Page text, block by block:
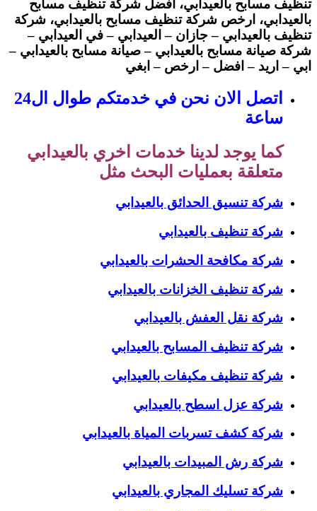
تنظيف مسابح بالعيدابي، أفضل شركة تنظيف مسابح
بالعيدابي، ارخص شركة تنظيف مسابح بالعيدابي، شركة
تنظيف بالعيدابي – جازان – العيدابي – في العيدابي –
شركة صيانة مسابح بالعيدابي – صيانة مسابح بالعيدابي –
ابي – اريد – افضل – ارخص – ابغي
اتصل الان نحن في خدمتكم طوال ال24
ساعة
كما يوجد لدينا خدمات اخري بالعيدابي
متعلقة بعمليات البحث مثل
شركة تنسيق الحدائق بالعيدابي
شركة تنظيف بالعيدابي
شركة مكافحة الحشرات بالعيدابي
شركة تنظيف الخزانات بالعيدابي
شركة نقل العفش بالعيدابي
شركة تنظيف المسابح بالعيدابي
شركة تنظيف مكيفات بالعيدابي
شركة عزل اسطح بالعيدابي
شركة كشف تسربات المياة بالعيدابي
شركة رش المبيدات بالعيدابي
شركة تسليك المجاري بالعيدابي